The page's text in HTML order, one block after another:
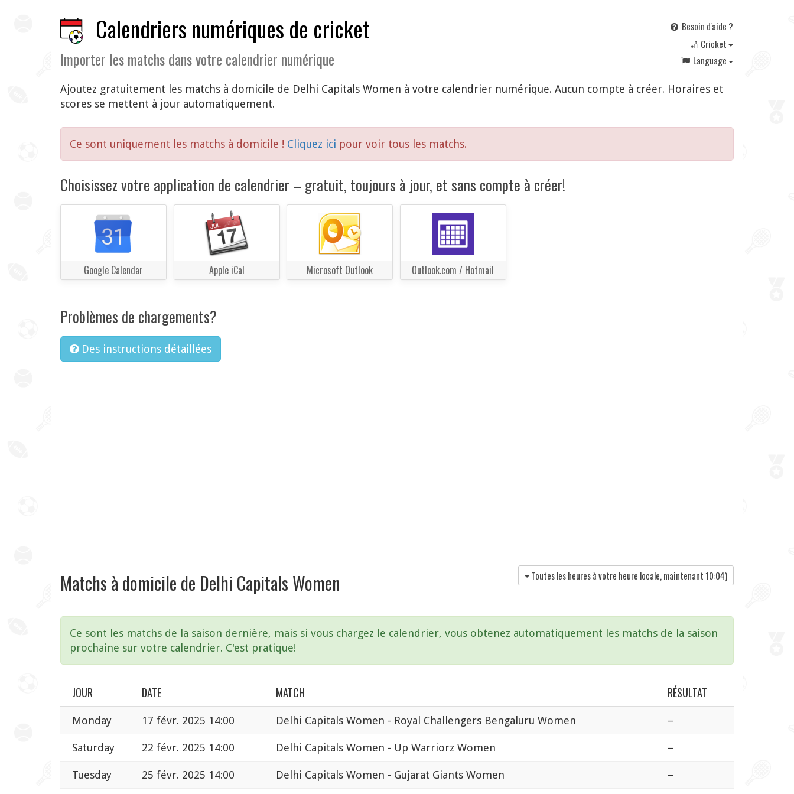
Calendriers numériques de cricket
Importer les matchs dans votre calendrier numérique
Besoin d'aide ?
🏏 Cricket
Language
Ajoutez gratuitement les matchs à domicile de Delhi Capitals Women à votre calendrier numérique. Aucun compte à créer. Horaires et
scores se mettent à jour automatiquement.
Ce sont uniquement les matchs à domicile ! Cliquez ici pour voir tous les matchs.
Choisissez votre application de calendrier – gratuit, toujours à jour, et sans compte à créer!
Google Calendar Apple iCal Microsoft Outlook Outlook.com / Hotmail
Problèmes de chargements?
Des instructions détaillées
Matchs à domicile de Delhi Capitals Women Toutes les heures à votre heure locale, maintenant 10:04)
Ce sont les matchs de la saison dernière, mais si vous chargez le calendrier, vous obtenez automatiquement les matchs de la saison
prochaine sur votre calendrier. C'est pratique!
JOUR DATE MATCH RÉSULTAT
Monday 17 févr. 2025 14:00 Delhi Capitals Women - Royal Challengers Bengaluru Women –
Saturday 22 févr. 2025 14:00 Delhi Capitals Women - Up Warriorz Women –
Tuesday 25 févr. 2025 14:00 Delhi Capitals Women - Gujarat Giants Women –